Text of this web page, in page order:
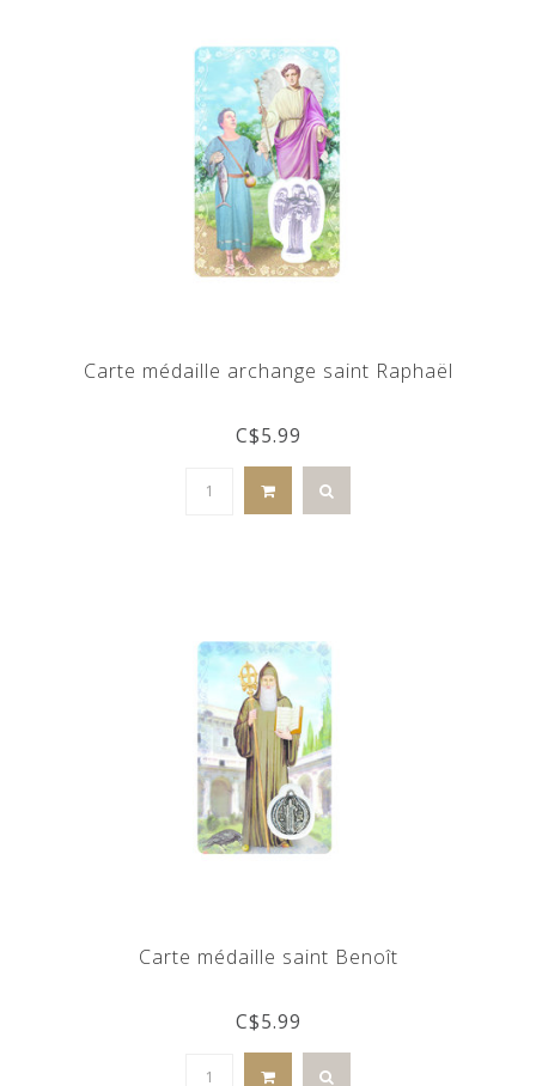
Carte médaille archange saint Raphaël
C$5.99
Carte médaille saint Benoît
C$5.99